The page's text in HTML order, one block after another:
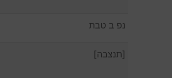
נפ ב טבת
[תנצבה]